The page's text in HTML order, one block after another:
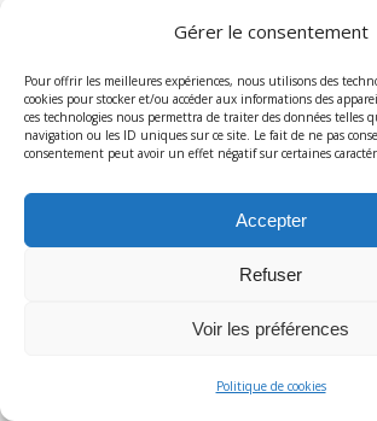
Gérer le consentement
Pour offrir les meilleures expériences, nous utilisons des
cookies pour stocker et/ou accéder aux informations des
ces technologies nous permettra de traiter des données telles
navigation ou les ID uniques sur ce site. Le fait de ne pas
consentement peut avoir un effet négatif sur certaines
Accepter
Refuser
Voir les préférences
Politique de cookies
Le yoga et le pilates
sont-ils efficaces
renforcer les
profonds sans
de volume ?
Oui, c’est précisément l’un de leurs
profonds (abdominaux profonds,